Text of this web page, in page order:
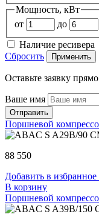
Мощность, кВт
от
до
Наличие ресивера
Сбросить
Применить
Оставьте заявку
Ваше имя
Отправить
Поршневой
88 550
Добавить в избранное
В корзину
Поршневой